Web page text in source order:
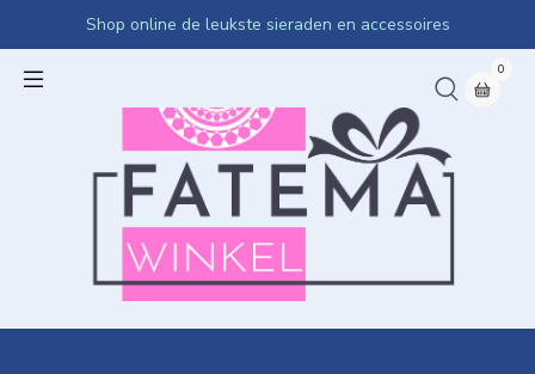
Shop online de leukste sieraden en accessoires
0